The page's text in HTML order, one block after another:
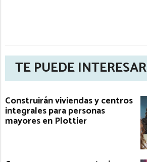
TE PUEDE INTERESAR
Construirán viviendas y centros
integrales para personas
mayores en Plottier